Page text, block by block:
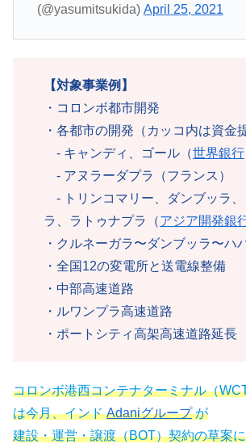
(@yasumitsukida) April 25, 2021
【対象事業例】
・コロンボ都市開発
・各都市の開発（カッコ内は資金
- キャンディ、ゴール（世界銀行
- アヌラーダプラ（フランス）
- トリンコマリー、ダンブッラ
ラ、ラトゥナプラ（アジア開発銀
・クルネーガラ〜ダンブッラ〜ハ
・全国12の変電所と送電線整備
・中部高速道路
・ルワンプラ高速道路
・ポートシティ高架高速道路延長
コロンボ港西コンテナターミナル（
は今月、インドAdaniグループが
建設・運営・譲渡（BOT）契約の草案に